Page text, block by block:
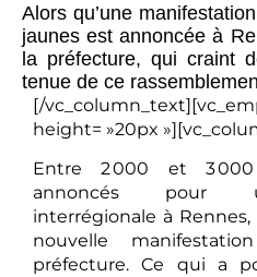
Alors qu’une
jaunes est annoncée à
la préfecture, qui craint
tenue de ce
[/
height= »20px
Entre 2 000 et 3
annoncés pour
interrégionale à
nouvelle
préfecture. Ce qui a